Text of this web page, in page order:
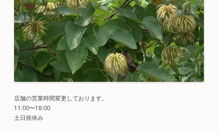
店舗の営業時間変更しております。
11:00〜18:00
土日祝休み